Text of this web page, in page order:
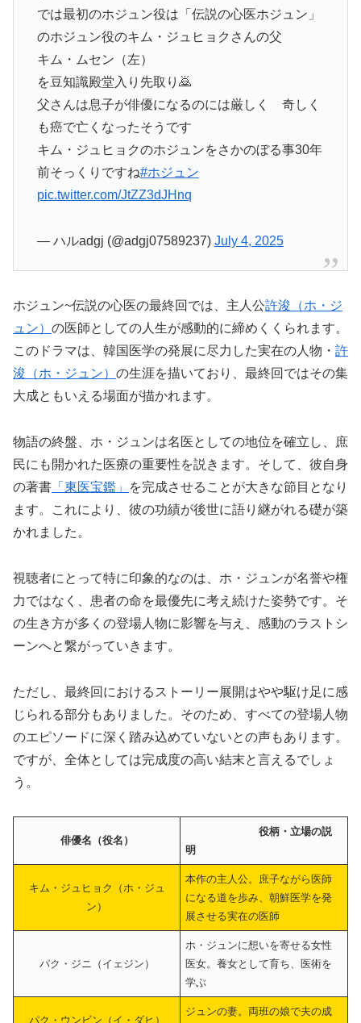
では最初のホジュン役は「伝説の心医ホジュン」
のホジュン役のキム・ジュヒョクさんの父
キム・ムセン（左）
を豆知識殿堂入り先取り🙇
父さんは息子が俳優になるのには厳しく 奇しく
も癌で亡くなったそうです
キム・ジュヒョクのホジュンをさかのぼる事30年
前そっくりですね#ホジュン
pic.twitter.com/JtZZ3dJHnq
— ハルadgj (@adgj07589237) July 4, 2025
ホジュン~伝説の心医の最終回では、主人公許浚（ホ・ジ
ュン） の医師としての人生が感動的に締めくくられます。
このドラマは、韓国医学の発展に尽力した実在の人物・ 許
浚（ホ・ジュン） の生涯を描いており、最終回ではその集
大成ともいえる場面が描かれます。
物語の終盤、ホ・ジュンは名医としての地位を確立し、庶
民にも開かれた医療の重要性を説きます。そして、彼自身
の著書 「東医宝鑑」
を完成させることが大きな節目となり
ます。これにより、彼の功績が後世に語り継がれる礎が築
かれました。
視聴者にとって特に印象的なのは、ホ・ジュンが名誉や権
力ではなく、患者の命を最優先に考え続けた姿勢です。そ
の生き方が多くの登場人物に影響を与え、感動のラストシ
ーンへと繋がっていきます。
ただし、最終回におけるストーリー展開はやや駆け足に感
じられる部分もありました。そのため、すべての登場人物
のエピソードに深く踏み込めていないとの声もあります。
ですが、全体としては完成度の高い結末と言えるでしょ
う。
俳優名（役名）
役柄・立場の説
明
キム・ジュヒョク（ホ・ジュ
ン）
本作の主人公。庶子ながら医師
になる道を歩み、朝鮮医学を発
展させる実在の医師
パク・ジニ（イェジン）
ホ・ジュンに想いを寄せる女性
医女。養女として育ち、医術を
学ぶ
パク・ウンビン（イ・ダヒ）
ジュンの妻。両班の娘で夫の成